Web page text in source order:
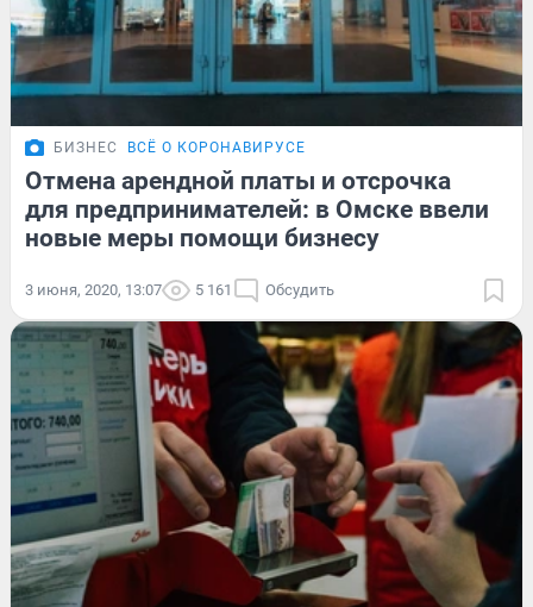
БИЗНЕС ВСЁ О КОРОНАВИРУСЕ
Отмена арендной платы и отсрочка
для предпринимателей: в Омске ввели
новые меры помощи бизнесу
3 июня, 2020, 13:07 5 161 Обсудить